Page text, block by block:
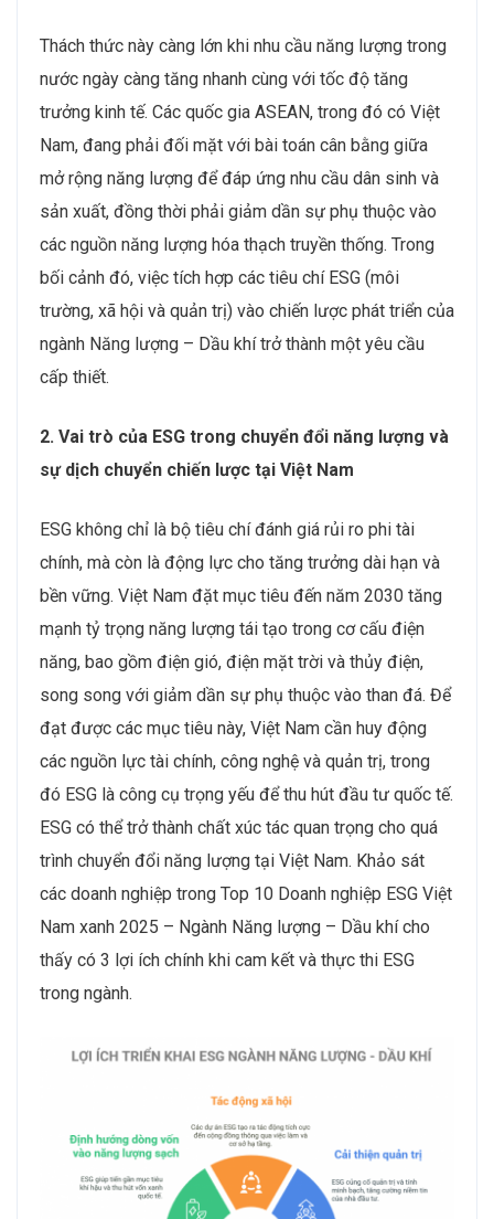
Thách thức này càng lớn khi nhu cầu năng lượng trong
nước ngày càng tăng nhanh cùng với tốc độ tăng
trưởng kinh tế. Các quốc gia ASEAN, trong đó có Việt
Nam, đang phải đối mặt với bài toán cân bằng giữa
mở rộng năng lượng để đáp ứng nhu cầu dân sinh và
sản xuất, đồng thời phải giảm dần sự phụ thuộc vào
các nguồn năng lượng hóa thạch truyền thống. Trong
bối cảnh đó, việc tích hợp các tiêu chí ESG (môi
trường, xã hội và quản trị) vào chiến lược phát triển của
ngành Năng lượng – Dầu khí trở thành một yêu cầu
cấp thiết.
2. Vai trò của ESG trong chuyển đổi năng lượng và
sự dịch chuyển chiến lược tại Việt Nam
ESG không chỉ là bộ tiêu chí đánh giá rủi ro phi tài
chính, mà còn là động lực cho tăng trưởng dài hạn và
bền vững. Việt Nam đặt mục tiêu đến năm 2030 tăng
mạnh tỷ trọng năng lượng tái tạo trong cơ cấu điện
năng, bao gồm điện gió, điện mặt trời và thủy điện,
song song với giảm dần sự phụ thuộc vào than đá. Để
đạt được các mục tiêu này, Việt Nam cần huy động
các nguồn lực tài chính, công nghệ và quản trị, trong
đó ESG là công cụ trọng yếu để thu hút đầu tư quốc tế.
ESG có thể trở thành chất xúc tác quan trọng cho quá
trình chuyển đổi năng lượng tại Việt Nam. Khảo sát
các doanh nghiệp trong Top 10 Doanh nghiệp ESG Việt
Nam xanh 2025 – Ngành Năng lượng – Dầu khí cho
thấy có 3 lợi ích chính khi cam kết và thực thi ESG
trong ngành.